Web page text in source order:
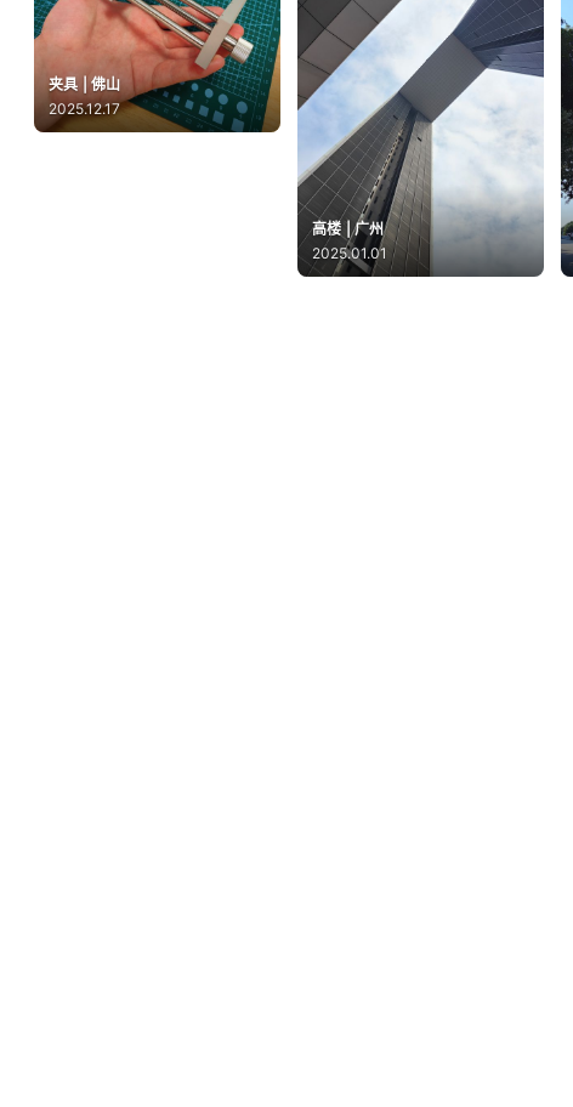
夹具 | 佛山
2025.12.17
高楼 | 广州
2025.01.01